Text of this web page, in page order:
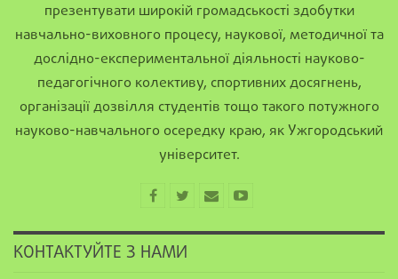
презентувати широкій громадськості здобутки
навчально-виховного процесу, наукової, методичної та
дослідно-експериментальної діяльності науково-
педагогічного колективу, спортивних досягнень,
організації дозвілля студентів тощо такого потужного
науково-навчального осередку краю, як Ужгородський
університет.
КОНТАКТУЙТЕ З НАМИ